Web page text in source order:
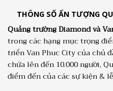
THÔNG SỐ ẤN TƯỢNG
Quảng trường Diamond và
trong các hạng mục trọng
triển Van Phuc City của chủ
chứa lên đến 10.000 người,
điểm đến của các sự kiện &